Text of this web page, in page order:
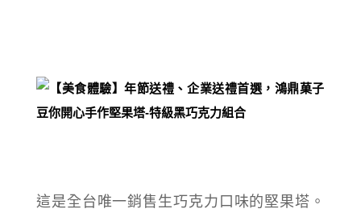
這是全台唯一銷售生巧克力口味的堅果塔。